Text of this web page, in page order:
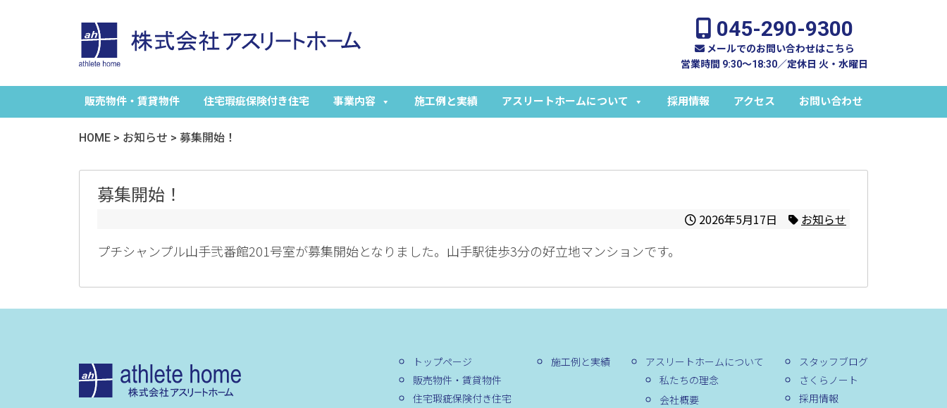
045-290-9300
メールでのお問い合わせはこちら
営業時間 9:30～18:30／定休日 火・水曜日
販売物件・賃貸物件 住宅瑕疵保険付き住宅 事業内容 施工例と実績 アスリートホームについて 採用情報 アクセス お問い合わせ
HOME > お知らせ > 募集開始！
募集開始！
2026年5月17日 お知らせ
プチシャンプル山手弐番館201号室が募集開始となりました。山手駅徒歩3分の好立地マンションです。
トップページ
販売物件・賃貸物件
住宅瑕疵保険付き住宅
施工例と実績
アスリートホームについて
私たちの理念
会社概要
スタッフブログ
さくらノート
採用情報